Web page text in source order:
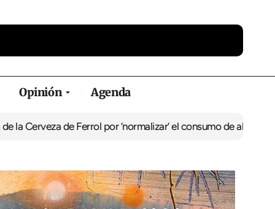
Opinión Agenda
Ferrol por ‘normalizar’ el consumo de alcoholDe Perlío a